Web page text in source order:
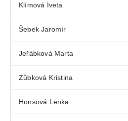
Klímová Iveta
Šebek Jaromír
Jeřábková Marta
Zůbková Kristina
Honsová Lenka